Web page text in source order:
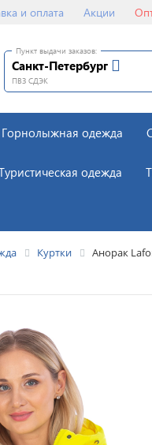
и оплата Акции
Пункт выдачи заказов:
Санкт-Петербург
ПВЗ СДЭК
Горнолыжная одежда
одежда
Куртки Анорак